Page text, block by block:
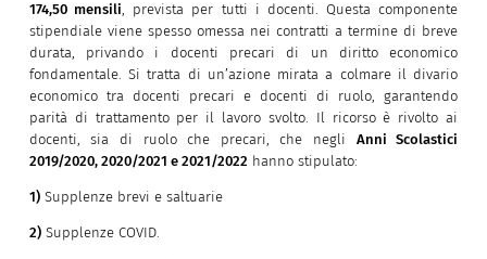
174,50 mensili, prevista per tutti i docenti. Questa componente
stipendiale viene spesso omessa nei contratti a termine di breve
durata, privando i docenti precari di un diritto economico
fondamentale. Si tratta di un’azione mirata a colmare il divario
economico tra docenti precari e docenti di ruolo, garantendo
parità di trattamento per il lavoro svolto. Il ricorso è rivolto ai
docenti, sia di ruolo che precari, che negli Anni Scolastici
2019/2020, 2020/2021 e 2021/2022 hanno stipulato:
1)Supplenze brevi e saltuarie
2)Supplenze COVID.